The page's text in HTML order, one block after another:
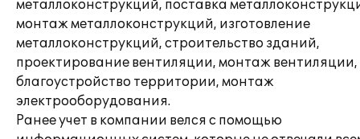
металлоконструкций, поставка
монтаж металлоконструкций, изготовление
металлоконструкций, строительство зданий,
проектирование вентиляции, монтаж вентиляции,
благоустройство территории, монтаж
электрооборудования.
Ранее учет в компании велся с помощью